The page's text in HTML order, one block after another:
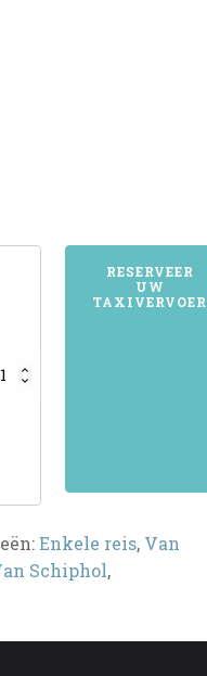
RESERVEER
UW
TAXIVERVOER
Enkele reis, Van
Schiphol,